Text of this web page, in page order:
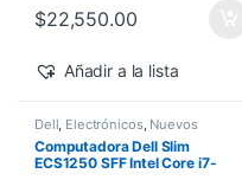
$22,550.00
Añadir a la lista
Dell Electrónicos, Nuevos
Productos
Computadora Dell Slim
ECS1250 SFF Intel Core i7-